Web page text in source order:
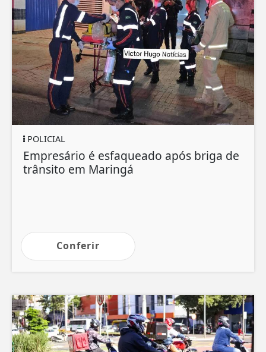
POLICIAL
Empresário é esfaqueado após briga de
trânsito em Maringá
Conferir